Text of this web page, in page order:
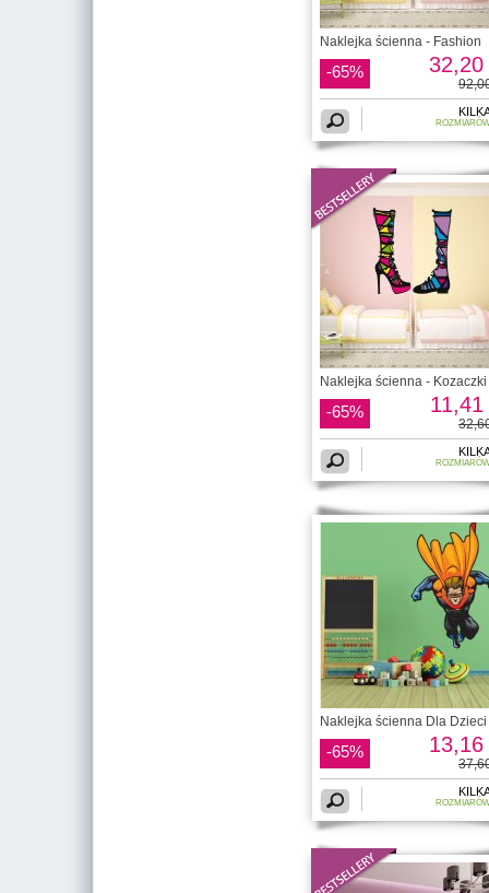
Naklejka ścienna - Fashion
-65% 32,20
Naklejka ścienna - Kozaczki
-65% 11,41
Naklejka ścienna Dla Dzieci
-65% 13,16